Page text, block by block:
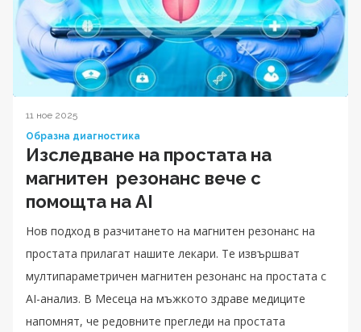
11 ное 2025
Образна диагностика
Изследване на простата на
магнитен резонанс вече с
помощта на AI
Нов подход в разчитането на магнитен резонанс на
простата прилагат нашите лекари. Те извършват
мултипараметричен магнитен резонанс на простата с
AI-анализ. В Месеца на мъжкото здраве медиците
напомнят, че редовните прегледи на простата